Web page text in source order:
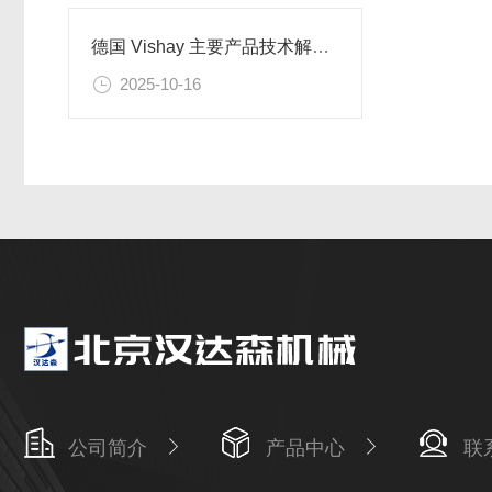
德国 Vishay 主要产品技术解析及应用场景概述
2025-10-16
公司简介 产品中心 联